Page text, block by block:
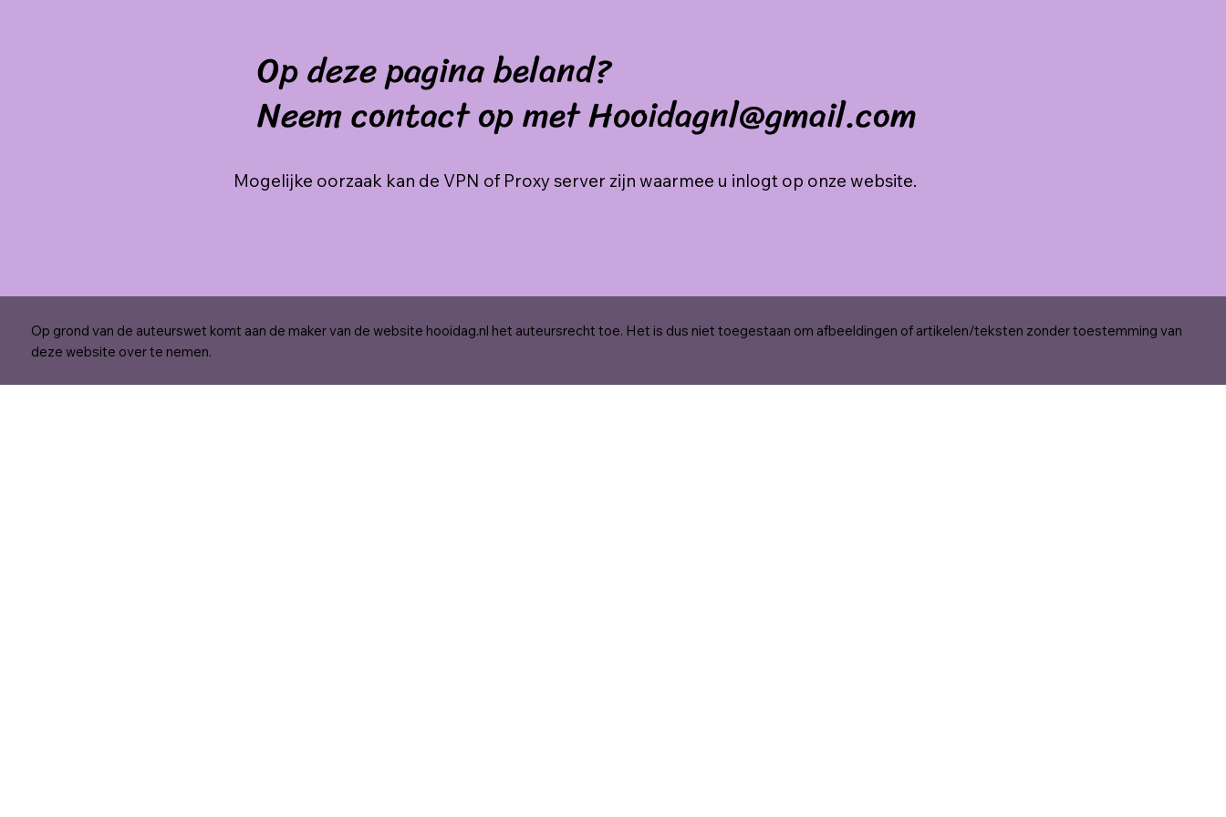
Op deze pagina beland?
Neem contact op met Hooidagnl@gmail.com
Mogelijke oorzaak kan de VPN of Proxy server zijn waarmee u inlogt op onze website.
Op grond van de auteurswet komt aan de maker van de website hooidag.nl het auteursrecht toe. Het is dus niet toegestaan om afbeeldingen of artikelen/teksten zonder toestemming van
deze website over te nemen.